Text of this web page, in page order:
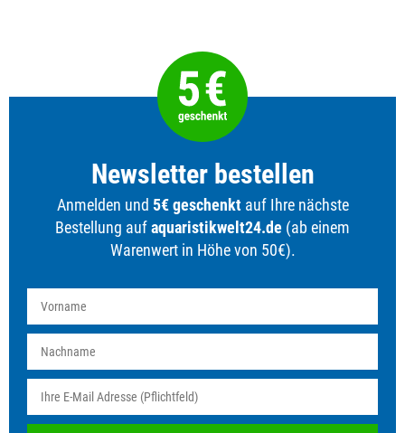
Newsletter bestellen
Anmelden und 5€ geschenktauf Ihre nächste
Bestellung aufaquaristikwelt24.de (ab einem
Warenwert in Höhe von 50€).